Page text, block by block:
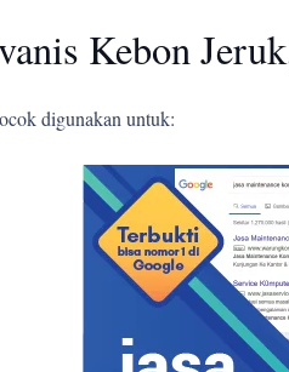
Kebon
digunakan untuk: